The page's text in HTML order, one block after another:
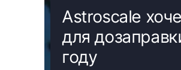
Astroscale
для
году